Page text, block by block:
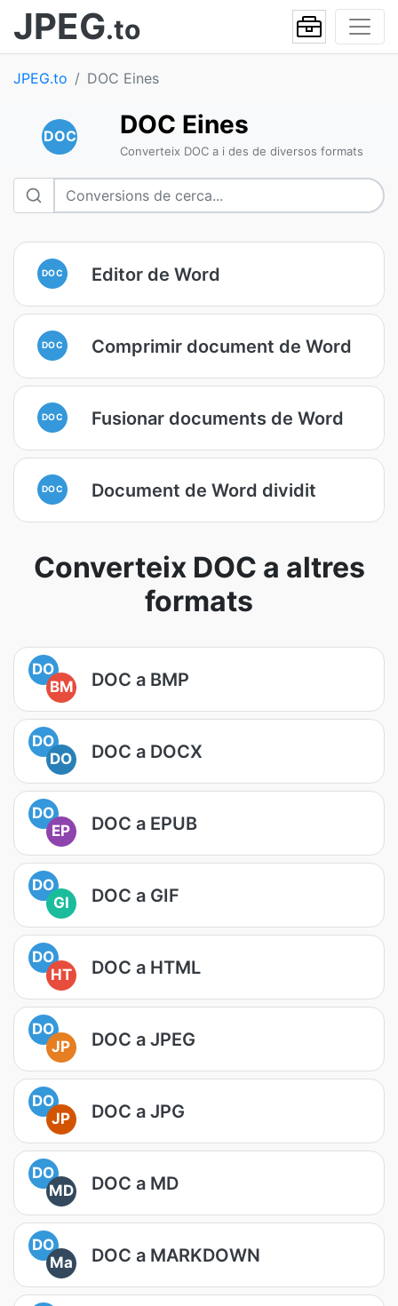
JPEG.to
JPEG.to DOC Eines
DOC DOC Eines
Converteix DOC a i des de diversos formats
DOC Editor de Word
DOC Comprimir document de Word
DOC Fusionar documents de Word
DOC Document de Word dividit
Converteix DOC a altres
formats
DO
BM
DOC a BMP
DO
DO
DOC a DOCX
DO
EP
DOC a EPUB
DO
GI
DOC a GIF
DO
HT
DOC a HTML
DO
JP
DOC a JPEG
DO
JP
DOC a JPG
DO
MD
DOC a MD
DO
Ma
DOC a MARKDOWN